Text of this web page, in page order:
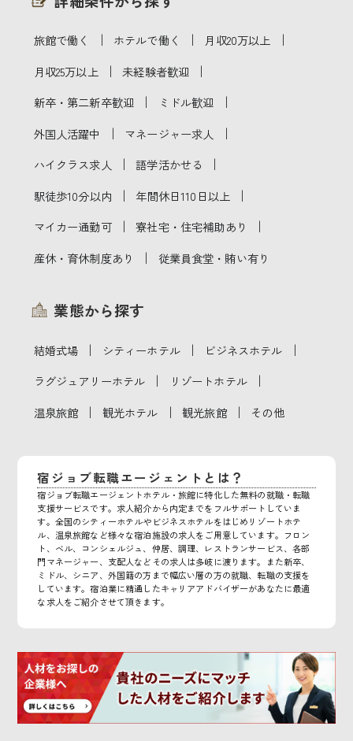
旅館で働く ｜ ホテルで働く ｜ 月収20万以上 ｜
月収25万以上 ｜ 未経験者歓迎 ｜
新卒・第二新卒歓迎 ｜ ミドル歓迎 ｜
外国人活躍中 ｜ マネージャー求人 ｜
ハイクラス求人 ｜ 語学活かせる ｜
駅徒歩10分以内 ｜ 年間休日110日以上 ｜
マイカー通勤可 ｜ 寮社宅・住宅補助あり ｜
産休・育休制度あり ｜ 従業員食堂・賄い有り
業態から探す
結婚式場 ｜ シティーホテル ｜ ビジネスホテル ｜
ラグジュアリーホテル ｜ リゾートホテル ｜
温泉旅館 ｜ 観光ホテル ｜ 観光旅館 ｜ その他
宿ジョブ転職エージェントとは？
宿ジョブ転職エージェントホテル・旅館に特化した無料の就職・転職
支援サービスです。求人紹介から内定までをフルサポートしていま
す。全国のシティーホテルやビジネスホテルをはじめリゾートホテ
ル、温泉旅館など様々な宿泊施設の求人をご用意しています。フロン
ト、ベル、コンシェルジュ、仲居、調理、レストランサービス、各部
門マネージャー、支配人などその求人は多岐に渡ります。また新卒、
ミドル、シニア、外国籍の方まで幅広い層の方の就職、転職の支援を
しています。宿泊業に精通したキャリアアドバイザーがあなたに最適
な求人をご紹介させて頂きます。